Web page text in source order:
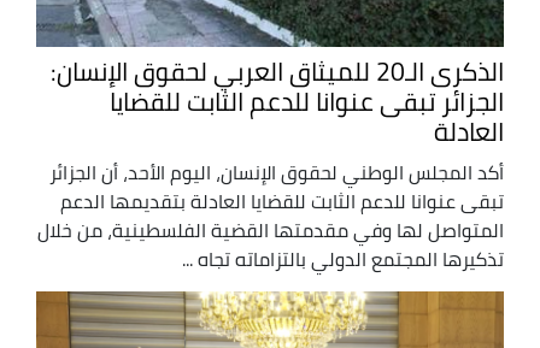
الذكرى الـ20 للميثاق العربي لحقوق الإنسان:
الجزائر تبقى عنوانا للدعم الثابت للقضايا
العادلة
أكد المجلس الوطني لحقوق الإنسان، اليوم الأحد، أن الجزائر
تبقى عنوانا للدعم الثابت للقضايا العادلة بتقديمها الدعم
المتواصل لها وفي مقدمتها القضية الفلسطينية، من خلال
تذكيرها المجتمع الدولي بالتزاماته تجاه ...